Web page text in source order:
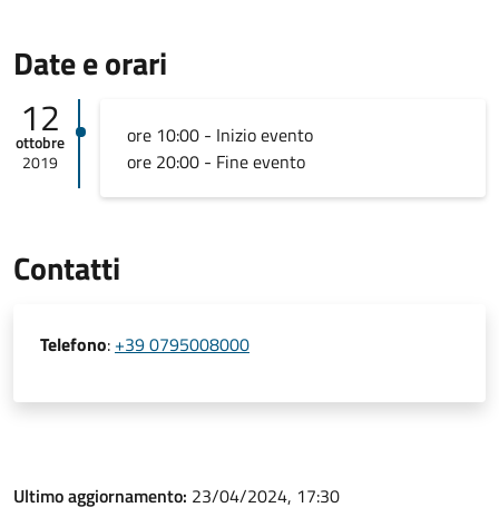
Date e orari
12
ottobre
2019
ore 10:00 - Inizio evento
ore 20:00 - Fine evento
Contatti
Telefono: +39 0795008000
Ultimo aggiornamento: 23/04/2024, 17:30